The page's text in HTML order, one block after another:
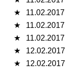
★
11.02.2017
★
11.02.2017
★
11.02.2017
★
12.02.2017
★
12.02.2017